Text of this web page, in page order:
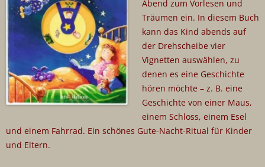
Abend zum Vorlesen und
Träumen ein. In diesem Buch
kann das Kind abends auf
der Drehscheibe vier
Vignetten auswählen, zu
denen es eine Geschichte
hören möchte – z. B. eine
Geschichte von einer Maus,
einem Schloss, einem Esel
und einem Fahrrad. Ein schönes Gute-Nacht-Ritual für Kinder
und Eltern.